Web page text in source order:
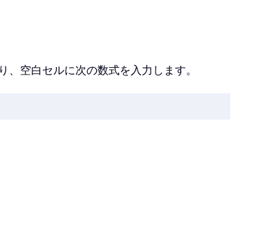
空白セルに次の数式を入力します。